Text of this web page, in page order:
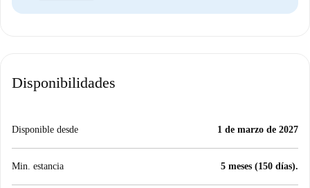
Disponibilidades
Disponible desde 1 de marzo de 2027
Min. estancia 5 meses (150 días).